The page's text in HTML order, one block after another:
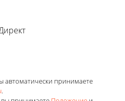
автоматически принимаете
.